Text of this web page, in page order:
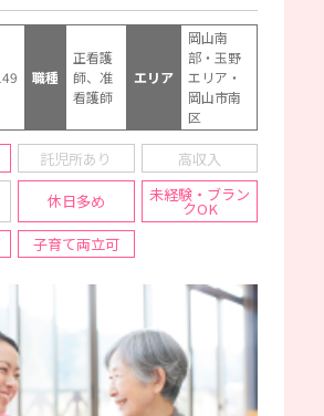
職種
正看護
師、准
看護師
エリア
岡山南
部・玉野
エリア・
岡山市南
区
託児所あり 高収入
休日多め 未経験・ブラン
クOK
子育て両立可